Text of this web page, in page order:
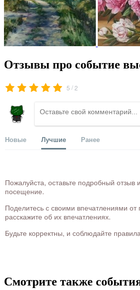
Отзывы про событие
5 /2
Новые Лучшие Ранее
Пожалуйста, оставьте подробный
посещение.
Поделитесь с своими впечатлениями
расскажите об их впечатлениях.
Будьте корректны, и соблюдайте
Смотрите также